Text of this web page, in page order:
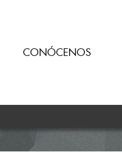
CONÓCENOS